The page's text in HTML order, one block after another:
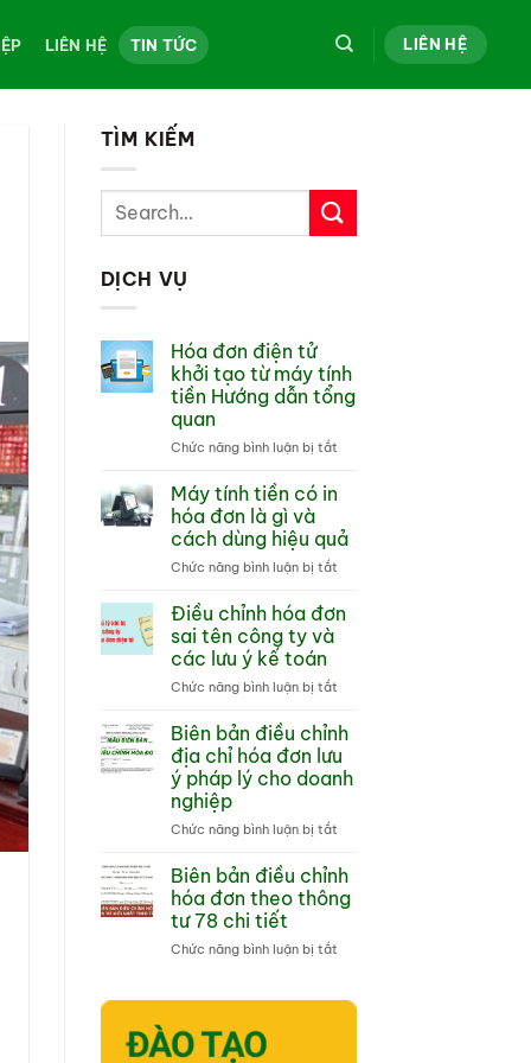
LIÊN HỆ TIN TỨC LIÊN HỆ
TÌM KIẾM
DỊCH VỤ
Hóa đơn điện tử
khởi tạo từ máy tính
tiền Hướng dẫn tổng
quan
Chức năng bình luận bị tắtở
tử
khởi
tạo
máy
dẫn
quan
Máy tính tiền có in
hóa đơn là gì và
cách dùng hiệu quả
Chức năng bình luận bị tắtở
tính
hóa
là
và
cách
hiệu
Điều chỉnh hóa đơn
sai tên công ty và
các lưu ý kế toán
Chức năng bình luận bị tắtở
chỉnh
đơn
sai
công
và
các
lưu
kế
Biên bản điều chỉnh
địa chỉ hóa đơn lưu
ý pháp lý cho doanh
nghiệp
Chức năng bình luận bị tắtở
bản
chỉnh
chỉ
lưu
Biên bản điều chỉnh
hóa đơn theo thông
tư 78 chi tiết
Chức năng bình luận bị tắtở
điều